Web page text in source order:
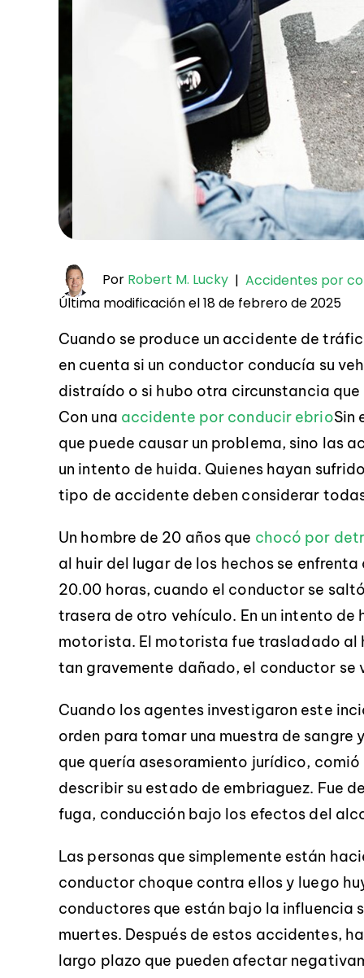
Por Robert M. Lucky | Accidentes por
Última modificación el 18 de febrero de 2025
Cuando se produce un accidente de
en cuenta si un conductor conducía su
distraído o si hubo otra circunstancia
Con una accidente por conducir ebrioSin
que puede causar un problema, sino las
un intento de huida. Quienes hayan
tipo de accidente deben considerar
Un hombre de 20 años que chocó por
al huir del lugar de los hechos se
20.00 horas, cuando el conductor se
trasera de otro vehículo. En un intento
motorista. El motorista fue trasladado
tan gravemente dañado, el conductor
Cuando los agentes investigaron este
orden para tomar una muestra de sangre
que quería asesoramiento jurídico,
describir su estado de embriaguez. Fue
fuga, conducción bajo los efectos del
Las personas que simplemente están
conductor choque contra ellos y luego
conductores que están bajo la influencia
muertes. Después de estos accidentes,
largo plazo que pueden afectar